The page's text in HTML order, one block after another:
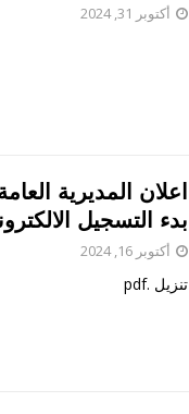
أكتوبر 31, 2024
اعلان المديرية
بدء التسجيل
أكتوبر 16, 2024
تنزيل .pdf